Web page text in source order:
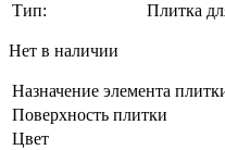
Тип:
Плитка
Нет в наличии
Назначение элемента
Поверхность плитки
Цвет